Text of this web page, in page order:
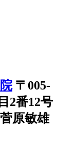
〒005-
2番12号
原敏雄